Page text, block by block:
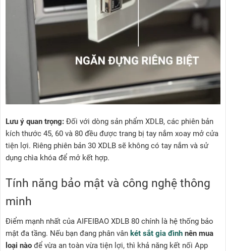
Lưu ý quan trọng: Đối với dòng sản phẩm XDLB, các phiên bản
kích thước 45, 60 và 80 đều được trang bị tay nắm xoay mở cửa
tiện lợi. Riêng phiên bản 30 XDLB sẽ không có tay nắm và sử
dụng chìa khóa để mở kết hợp.
Tính năng bảo mật và công nghệ thông
minh
Điểm mạnh nhất của AIFEIBAO XDLB 80 chính là hệ thống bảo
mật đa tầng. Nếu bạn đang phân vân két sắt gia đình nên mua
loại nào để vừa an toàn vừa tiện lợi, thì khả năng kết nối App